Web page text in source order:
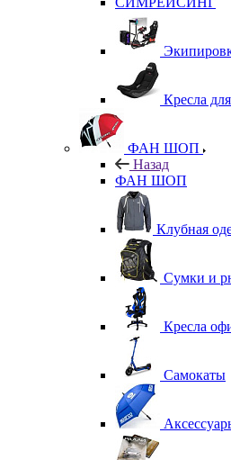
Кресла
ФАН ШОП
Назад
ФАН ШОП
Клубная
Сумки и
Кресла
Самокаты